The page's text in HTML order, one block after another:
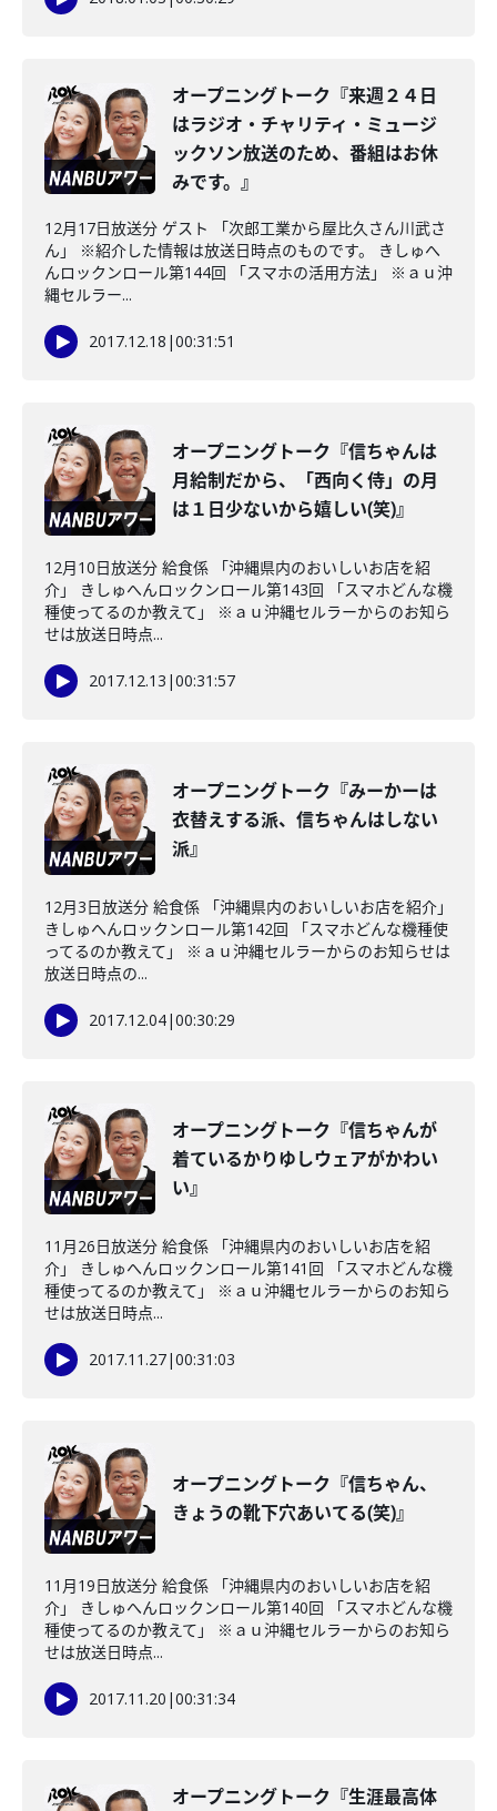
オープニングトーク『来週２４日
はラジオ・チャリティ・ミュージ
ックソン放送のため、番組はお休
みです。』
12月17日放送分 ゲスト 「次郎工業から屋比久さん川武さ
ん」 ※紹介した情報は放送日時点のものです。 きしゅへ
んロックンロール第144回 「スマホの活用方法」 ※ａｕ沖
縄セルラー...
2017.12.18 |00:31:51
オープニングトーク『信ちゃんは
月給制だから、「西向く侍」の月
は１日少ないから嬉しい(笑)』
12月10日放送分 給食係 「沖縄県内のおいしいお店を紹
介」 きしゅへんロックンロール第143回 「スマホどんな機
種使ってるのか教えて」 ※ａｕ沖縄セルラーからのお知ら
せは放送日時点...
2017.12.13 |00:31:57
オープニングトーク『みーかーは
衣替えする派、信ちゃんはしない
派』
12月3日放送分 給食係 「沖縄県内のおいしいお店を紹介」
きしゅへんロックンロール第142回 「スマホどんな機種使
ってるのか教えて」 ※ａｕ沖縄セルラーからのお知らせは
放送日時点の...
2017.12.04|00:30:29
オープニングトーク『信ちゃんが
着ているかりゆしウェアがかわい
い』
11月26日放送分 給食係 「沖縄県内のおいしいお店を紹
介」 きしゅへんロックンロール第141回 「スマホどんな機
種使ってるのか教えて」 ※ａｕ沖縄セルラーからのお知ら
せは放送日時点...
2017.11.27|00:31:03
オープニングトーク『信ちゃん、
きょうの靴下穴あいてる(笑)』
11月19日放送分 給食係 「沖縄県内のおいしいお店を紹
介」 きしゅへんロックンロール第140回 「スマホどんな機
種使ってるのか教えて」 ※ａｕ沖縄セルラーからのお知ら
せは放送日時点...
2017.11.20 |00:31:34
オープニングトーク『生涯最高体